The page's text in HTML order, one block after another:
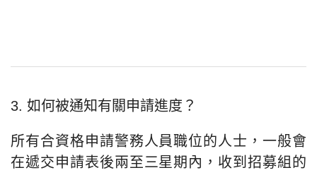
3. 如何被通知有關申請進度？
所有合資格申請警務人員職位的人士，一般會
在遞交申請表後兩至三星期內，收到招募組的